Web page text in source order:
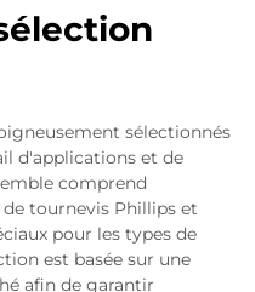
sélectionnés
d'applications et de
comprend
tournevis Phillips et
pour les types de
est basée sur une
afin de garantir